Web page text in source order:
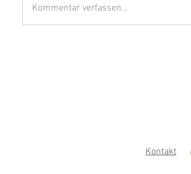
Kommentar verfassen...
Kontakt